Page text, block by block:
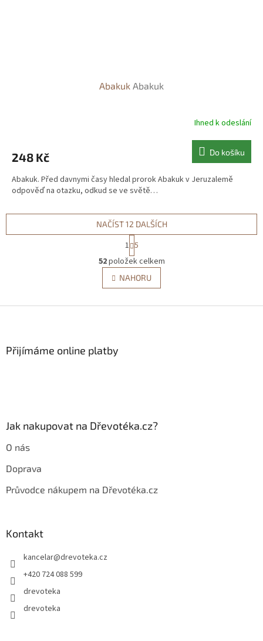
Abakuk Abakuk
Ihned k odeslání
248 Kč Do košíku
Abakuk. Před davnymi časy hledal prorok Abakuk v Jeruzalemě
odpověď na otazku, odkud se ve světě…
O
v
l
á
p
NAČÍST 12 DALŠÍCH
S
t
r
á
n
k
v
1 5
52položek celkem
NAHORU
Přijímáme online platby
Jak nakupovat na Dřevotéka.cz?
O nás
Doprava
Průvodce nákupem na Dřevotéka.cz
Kontakt
kancelar@drevoteka.cz
+420 724 088 599
drevoteka
drevoteka